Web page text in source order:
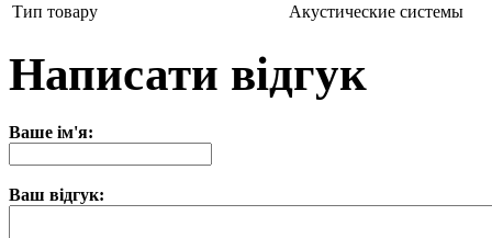
Тип товару
Акустические системы
Написати відгук
Ваше ім'я:
Ваш відгук: